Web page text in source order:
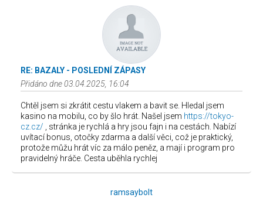
RE: BAZALY - POSLEDNÍ ZÁPASY
Přidáno dne 03.04.2025, 16:04
Chtěl jsem si zkrátit cestu vlakem a bavit se. Hledal jsem
kasino na mobilu, co by šlo hrát. Našel jsem https://tokyo-
cz.cz/ , stránka je rychlá a hry jsou fajn i na cestách. Nabízí
uvítací bonus, otočky zdarma a další věci, což je praktický,
protože můžu hrát víc za málo peněz, a mají i program pro
pravidelný hráče. Cesta uběhla rychlej
ramsaybolt